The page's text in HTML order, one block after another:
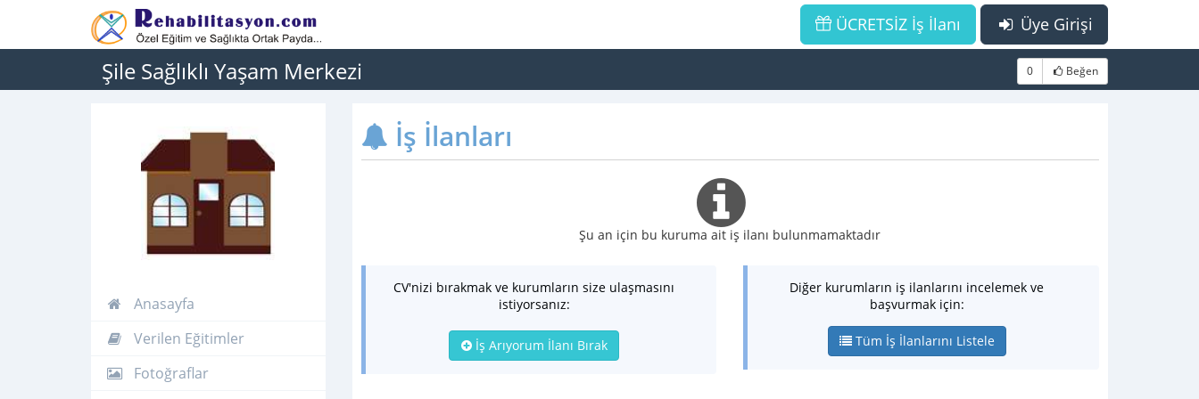
Üye Girişi
ÜCRETSİZ İş İlanı
Şile Sağlıklı Yaşam Merkezi 0 Beğen
Anasayfa
Verilen Eğitimler
Fotoğraflar
İş İlanları
Şu an için bu kuruma ait iş ilanı bulunmamaktadır
CV'nizi bırakmak ve kurumların size ulaşmasını
istiyorsanız:
İş Arıyorum İlanı Bırak
Diğer kurumların iş ilanlarını incelemek ve
başvurmak için:
Tüm İş İlanlarını Listele